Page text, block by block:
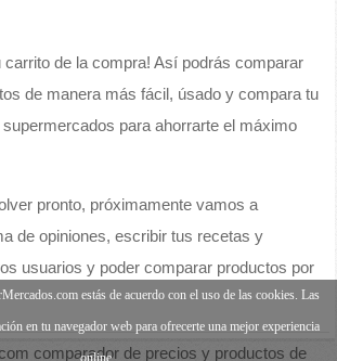
carrito de la compra! Así podrás comparar
de manera más fácil, úsado y compara tu
para ahorrarte el máximo
pronto, próximamente vamos a
de opiniones, escribir tus recetas y
usuarios y poder comparar productos por
comparador de precios y productos de
estás de acuerdo con el uso de las cookies. Las
en tu navegador web para ofrecerte una mejor experiencia
online.